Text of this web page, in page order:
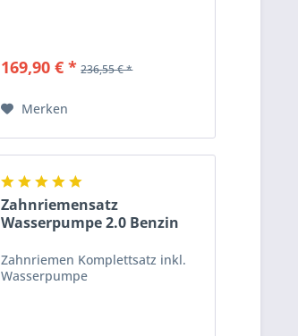
169,90 € * 236,55 € *
Merken
Zahnriemensatz
Wasserpumpe 2.0 Benzin
Zahnriemen Komplettsatz inkl.
Wasserpumpe